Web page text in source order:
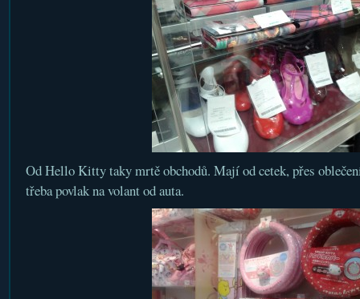
Od Hello Kitty taky mrtě obchodů. Mají od cetek, přes
třeba povlak na volant od auta.